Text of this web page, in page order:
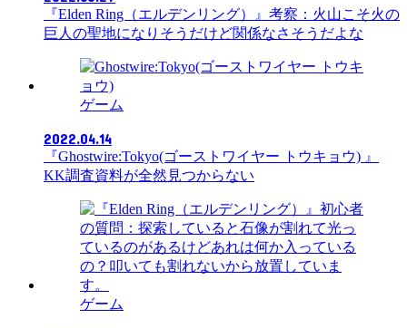
『Elden Ring（エルデンリング）』考察：火山こそ火の
巨人の聖地になりそうだけど関係なさそうだよな
ゲーム
2022.04.14
『Ghostwire:Tokyo(ゴーストワイヤー トウキョウ) 』
KK調査資料が全然見つからない
ゲーム